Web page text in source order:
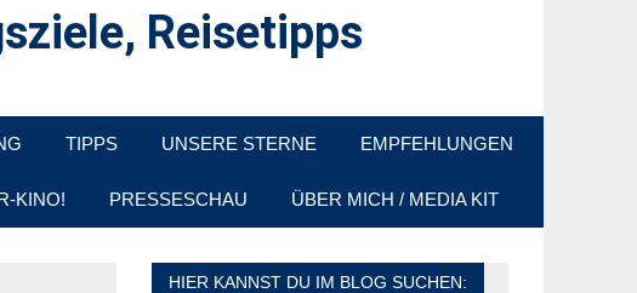
Reisetipps
TIPPS UNSERE STERNE EMPFEHLUNGEN
KINO! PRESSESCHAU ÜBER MICH / MEDIA KIT
HIER KANNST DU IM BLOG SUCHEN: